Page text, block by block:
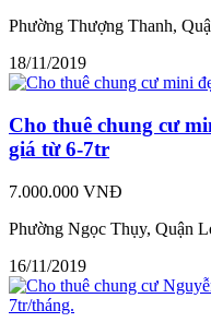
Phường Thượng Thanh,
18/11/2019
Cho thuê chung cư
giá từ 6-7tr
7.000.000 VNĐ
Phường Ngọc Thụy, Quận
16/11/2019